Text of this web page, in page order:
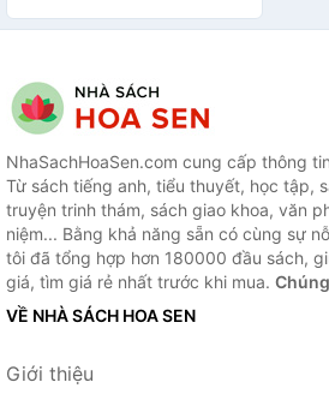
NhaSachHoaSen.com cung cấp thông
Từ sách tiếng anh, tiểu thuyết, học tập,
truyện trinh thám, sách giao khoa, văn
niệm... Bằng khả năng sẵn có cùng sự
tôi đã tổng hợp hơn 180000 đầu sách,
giá, tìm giá rẻ nhất trước khi mua.
VỀ NHÀ SÁCH HOA SEN
Giới thiệu